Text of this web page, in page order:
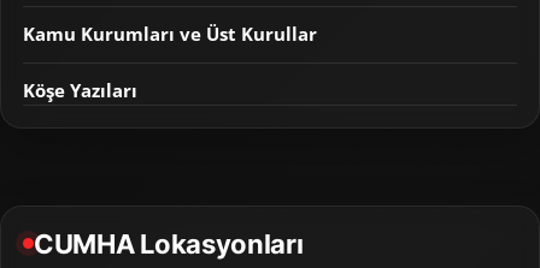
Kamu Kurumları ve Üst Kurullar
Köşe Yazıları
CUMHA Lokasyonları